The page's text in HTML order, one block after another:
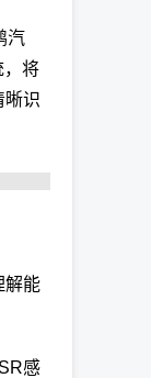
汽
，将
晰识
解能
感